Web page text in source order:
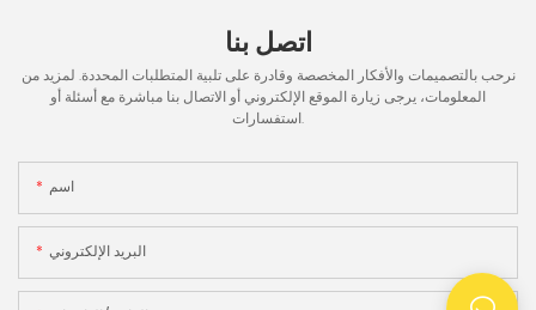
اتصل بنا
نرحب بالتصميمات والأفكار المخصصة وقادرة على تلبية المتطلبات المحددة. لمزيد من
المعلومات، يرجى زيارة الموقع الإلكتروني أو الاتصال بنا مباشرة مع أسئلة أو
استفسارات.
اسم
البريد الإلكتروني